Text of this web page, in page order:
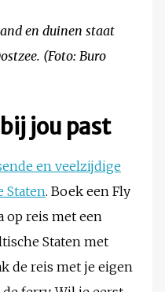
en duinen staat
(Foto: Buro
jou past
en veelzijdige
Staten. Boek een Fly
op reis met een
Staten met
de reis met je eigen